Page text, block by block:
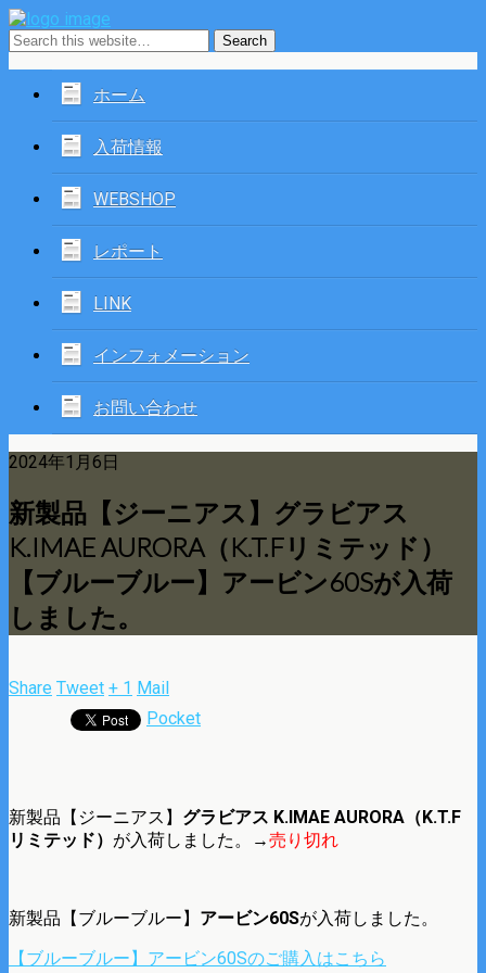
ホーム
入荷情報
WEBSHOP
レポート
LINK
インフォメーション
お問い合わせ
2024年1月6日
新製品【ジーニアス】グラビアス
K.IMAE AURORA（K.T.Fリミテッド）
【ブルーブルー】アービン60Sが入荷
しました。
Share Tweet + 1 Mail
Pocket
新製品【ジーニアス】 グラビアス K.IMAE AURORA（K.T.F
リミテッド） が入荷しました。→売り切れ
新製品【ブルーブルー】 アービン60Sが入荷しました。
【ブルーブルー】アービン60Sのご購入はこちら